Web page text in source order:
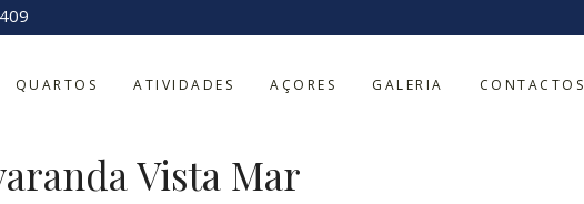
QUARTOS ATIVIDADES AÇORES GALERIA CONTACTOS
Apartamento com
varanda Vista Mar
Vista Mar